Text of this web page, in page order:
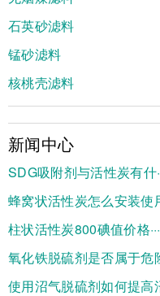
石英砂滤料
锰砂滤料
核桃壳滤料
新闻中心
SDG吸附剂与活性炭有什
蜂窝状活性炭怎么安装使用
柱状活性炭800碘值价格···
氧化铁脱硫剂是否属于危险
使用沼气脱硫剂如何提高沼